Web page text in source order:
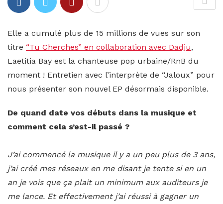
Elle a cumulé plus de 15 millions de vues sur son
titre “Tu Cherches” en collaboration avec Dadju,
Laetitia Bay est la chanteuse pop urbaine/RnB du
moment ! Entretien avec l’interprète de “Jaloux” pour
nous présenter son nouvel EP désormais disponible.
De quand date vos débuts dans la musique et
comment cela s’est-il passé ?
J’ai commencé la musique il y a un peu plus de 3 ans,
j’ai créé mes réseaux en me disant je tente si en un
an je vois que ça plait un minimum aux auditeurs je
me lance. Et effectivement j’ai réussi à gagner un